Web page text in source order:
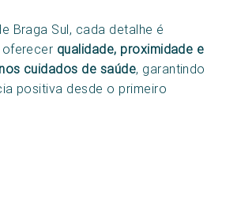
Braga Sul, cada detalhe é
qualidade, proximidade e
cuidados de saúde, garantindo
positiva desde o primeiro